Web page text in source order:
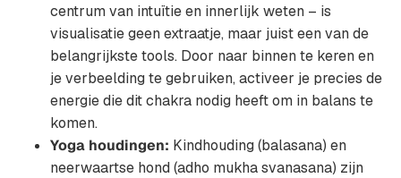
centrum van intuïtie en innerlijk weten – is
visualisatie geen extraatje, maar juist een van de
belangrijkste tools. Door naar binnen te keren en
je verbeelding te gebruiken, activeer je precies de
energie die dit chakra nodig heeft om in balans te
komen.
Yoga houdingen: Kindhouding (balasana) en
neerwaartse hond (adho mukha svanasana) zijn